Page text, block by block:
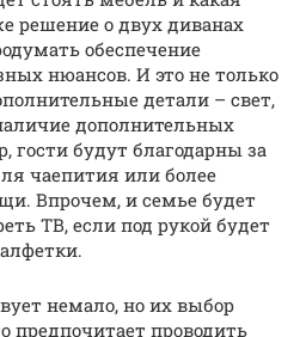
решение о двух диванах
обеспечение
нюансов. И это не только
детали – свет,
дополнительных
гости будут благодарны за
чаепития или более
Впрочем, и семье будет
ТВ, если под рукой будет
немало, но их выбор
предпочитает проводить